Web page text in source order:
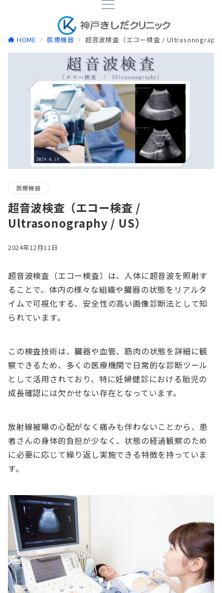
HOME 医療機器 超音波検査（エコー検査 /
医療機器
超音波検査（エコー検査 /
Ultrasonography / US）
2024年12月11日
超音波検査（エコー検査）は、人体に超音波を照射す
ることで、体内の様々な組織や臓器の状態をリアルタ
イムで可視化する、安全性の高い画像診断法として知
られています。
この検査技術は、臓器や血管、筋肉の状態を詳細に観
察できるため、多くの医療機関で日常的な診断ツール
として活用されており、特に妊婦健診における胎児の
成長確認には欠かせない存在となっています。
放射線被曝の心配がなく痛みも伴わないことから、患
者さんの身体的負担が少なく、状態の経過観察のため
に必要に応じて繰り返し実施できる特徴を持っていま
す。